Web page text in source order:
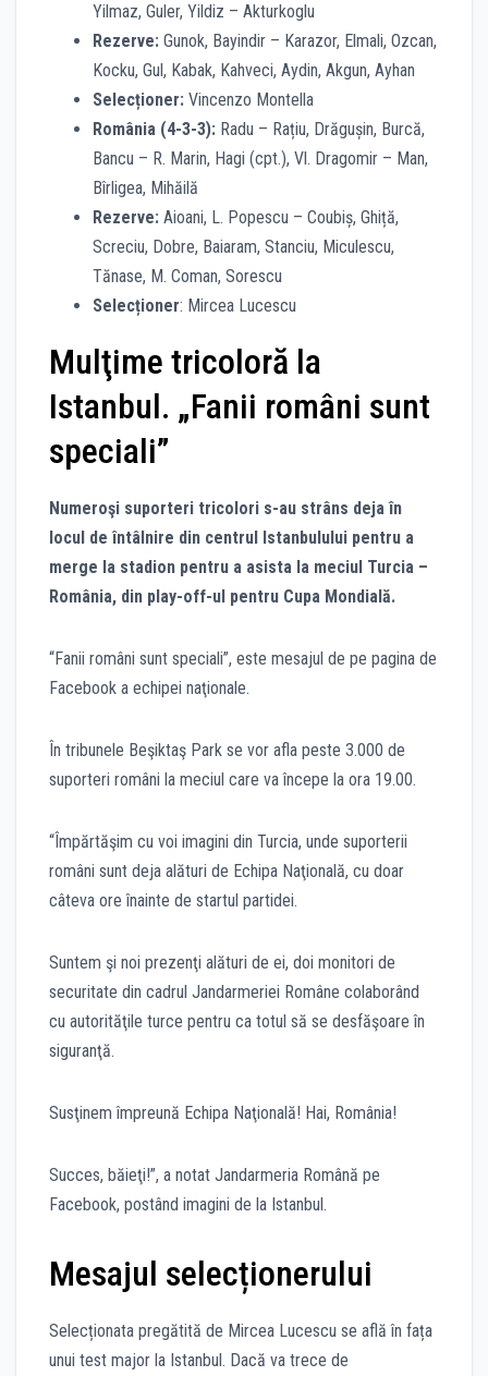
Yilmaz, Guler, Yildiz – Akturkoglu
Rezerve: Gunok, Bayindir – Karazor, Elmali, Ozcan,
Kocku, Gul, Kabak, Kahveci, Aydin, Akgun, Ayhan
Selecționer: Vincenzo Montella
România (4-3-3): Radu – Rațiu, Drăgușin, Burcă,
Bancu – R. Marin, Hagi (cpt.), Vl. Dragomir – Man,
Bîrligea, Mihăilă
Rezerve: Aioani, L. Popescu – Coubiș, Ghiță,
Screciu, Dobre, Baiaram, Stanciu, Miculescu,
Tănase, M. Coman, Sorescu
Selecționer: Mircea Lucescu
Mulţime tricoloră la
Istanbul. „Fanii români sunt
speciali”
Numeroşi suporteri tricolori s-au strâns deja în
locul de întâlnire din centrul Istanbulului pentru a
merge la stadion pentru a asista la meciul Turcia –
România, din play-off-ul pentru Cupa Mondială.
“Fanii români sunt speciali”, este mesajul de pe pagina de
Facebook a echipei naţionale.
În tribunele Beşiktaş Park se vor afla peste 3.000 de
suporteri români la meciul care va începe la ora 19.00.
“Împărtăşim cu voi imagini din Turcia, unde suporterii
români sunt deja alături de Echipa Naţională, cu doar
câteva ore înainte de startul partidei.
Suntem şi noi prezenţi alături de ei, doi monitori de
securitate din cadrul Jandarmeriei Române colaborând
cu autorităţile turce pentru ca totul să se desfăşoare în
siguranţă.
Susţinem împreună Echipa Naţională! Hai, România!
Succes, băieţi!”, a notat Jandarmeria Română pe
Facebook, postând imagini de la Istanbul.
Mesajul selecționerului
Selecționata pregătită de Mircea Lucescu se află în fața
unui test major la Istanbul. Dacă va trece de